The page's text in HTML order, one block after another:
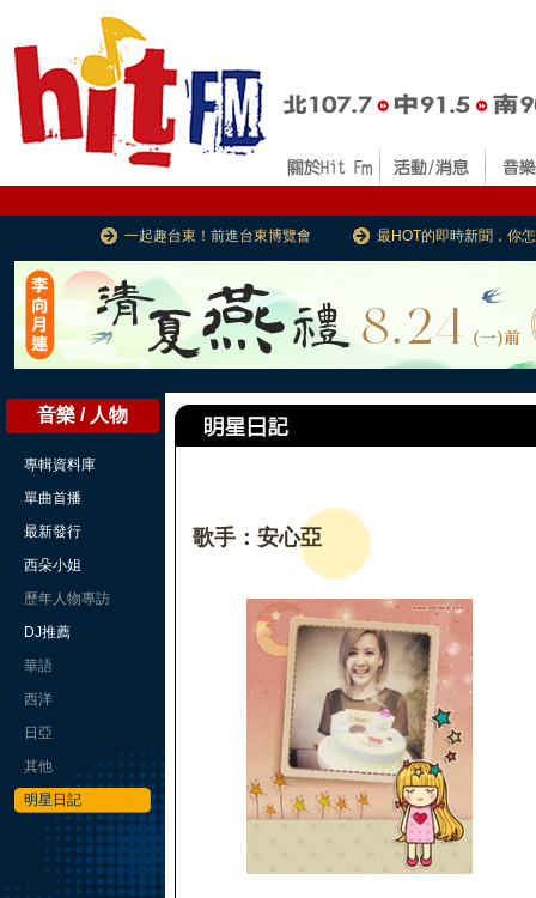
一起趣台東！前進台東博覽會 最HOT的即時新聞，你
音樂 / 人物
專輯資料庫
單曲首播
最新發行
西朵小姐
歷年人物專訪
DJ推薦
華語
西洋
日亞
其他
明星日記
歌手：安心亞